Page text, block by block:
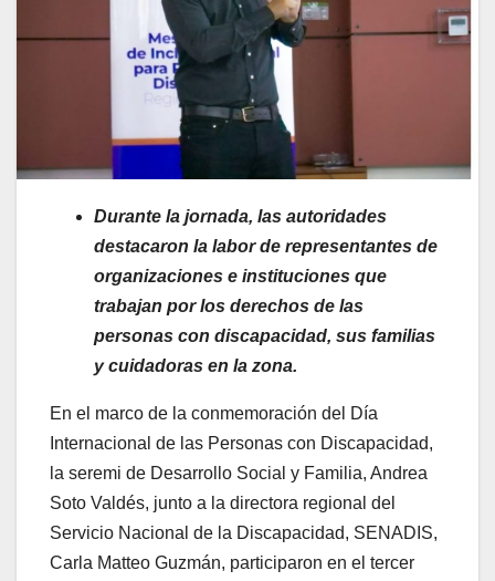
Durante la jornada, las autoridades
destacaron la labor de representantes de
organizaciones e instituciones que
trabajan por los derechos de las
personas con discapacidad, sus familias
y cuidadoras en la zona.
En el marco de la conmemoración del Día
Internacional de las Personas con Discapacidad,
la seremi de Desarrollo Social y Familia, Andrea
Soto Valdés, junto a la directora regional del
Servicio Nacional de la Discapacidad, SENADIS,
Carla Matteo Guzmán, participaron en el tercer